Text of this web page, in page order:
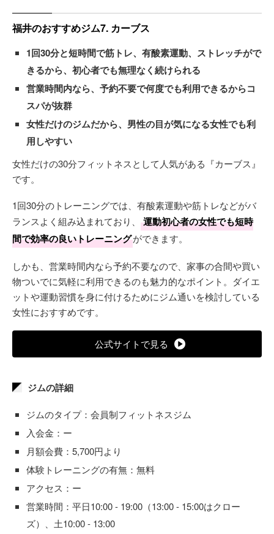
福井のおすすめジム7. カーブス
1回30分と短時間で筋トレ、有酸素運動、ストレッチがで
きるから、初心者でも無理なく続けられる
営業時間内なら、予約不要で何度でも利用できるからコ
スパが抜群
女性だけのジムだから、男性の目が気になる女性でも利
用しやすい
女性だけの30分フィットネスとして人気がある『カーブス』
です。
1回30分のトレーニングでは、有酸素運動や筋トレなどがバ
ランスよく組み込まれており、
運動初心者の女性でも短時
間で効率の良いトレーニングができます。
しかも、営業時間内なら予約不要なので、家事の合間や買い
物ついでに気軽に利用できるのも魅力的なポイント。ダイエ
ットや運動習慣を身に付けるためにジム通いを検討している
女性におすすめです。
公式サイトで見る
ジムの詳細
ジムのタイプ：会員制フィットネスジム
入会金：ー
月額会費：5,700円より
体験トレーニングの有無：無料
アクセス：ー
営業時間：平日10:00 - 19:00（13:00 - 15:00はクロー
ズ）、土10:00 - 13:00